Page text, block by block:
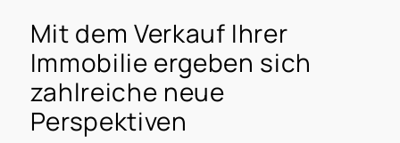
Mit dem Verkauf Ihrer
Immobilie ergeben sich
zahlreiche neue
Perspektiven